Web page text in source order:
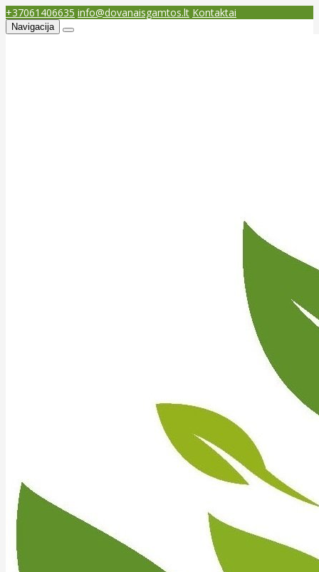
+37061406635 info@dovanaisgamtos.lt Kontaktai
Navigacija